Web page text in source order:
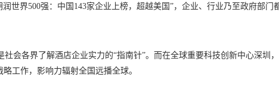
世界500强：中国143家企业上榜，超越美国”，企业、行业乃至政府部门
会各界了解酒店企业实力的“指南针”。而在全球重要科技创新中心深圳
工作，影响力辐射全国远播全球。